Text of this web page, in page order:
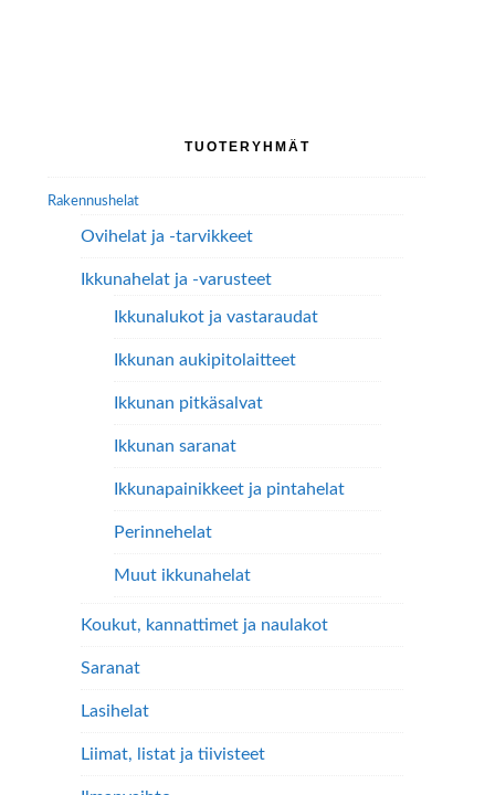
valinnat
TUOTERYHMÄT
Rakennushelat
Ovihelat ja -tarvikkeet
Ikkunahelat ja -varusteet
Ikkunalukot ja vastaraudat
Ikkunan aukipitolaitteet
Ikkunan pitkäsalvat
Ikkunan saranat
Ikkunapainikkeet ja pintahelat
Perinnehelat
Muut ikkunahelat
Koukut, kannattimet ja naulakot
Saranat
Lasihelat
Liimat, listat ja tiivisteet